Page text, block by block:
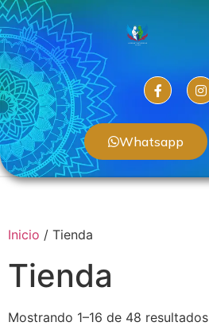
Whatsapp
Inicio / Tienda
Tienda
Mostrando 1–16 de 48 resultados